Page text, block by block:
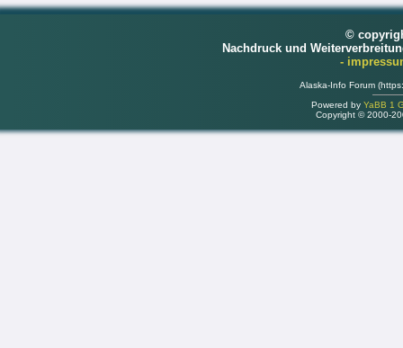
©
Nachdruck und
-
Alaska-Info Forum
Powered by YaBB 1
Copyright © 2000-